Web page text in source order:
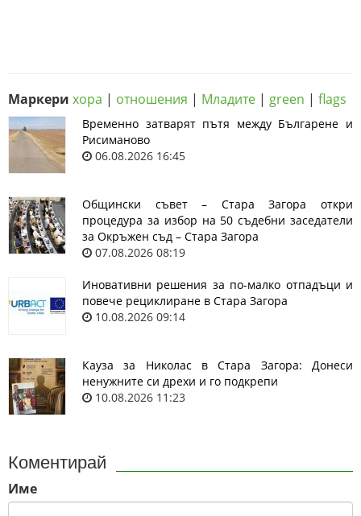
Маркери хора | отношения | Младите | green | flags
Временно затварят пътя между Българене и
Рисиманово
06.08.2026 16:45
Общински съвет – Стара Загора откри
процедура за избор на 50 съдебни заседатели
за Окръжен съд – Стара Загора
07.08.2026 08:19
Иновативни решения за по-малко отпадъци и
повече рециклиране в Стара Загора
10.08.2026 09:14
Кауза за Николас в Стара Загора: Донеси
ненужните си дрехи и го подкрепи
10.08.2026 11:23
Коментирай
Име